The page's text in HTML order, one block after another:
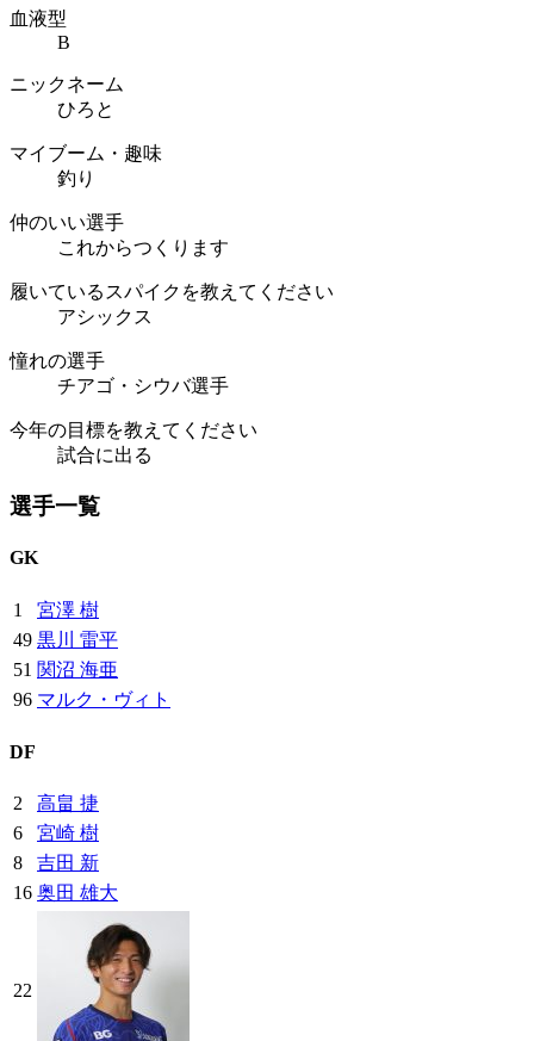
血液型
B
ニックネーム
ひろと
マイブーム・趣味
釣り
仲のいい選手
これからつくります
履いているスパイクを教えてください
アシックス
憧れの選手
チアゴ・シウバ選手
今年の目標を教えてください
試合に出る
選手一覧
GK
1
宮澤 樹
49 黒川 雷平
51 関沼 海亜
96 マルク・ヴィト
DF
2
高畠 捷
6
宮崎 樹
8
吉田 新
16 奥田 雄大
22